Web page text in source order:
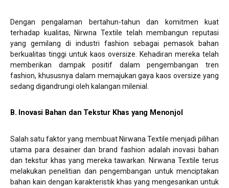
Dengan pengalaman bertahun-tahun dan komitmen kuat
terhadap kualitas, Nirwna Textile telah membangun reputasi
yang gemilang di industri fashion sebagai pemasok bahan
berkualitas tinggi untuk kaos oversize. Kehadiran mereka telah
memberikan dampak positif dalam pengembangan tren
fashion, khususnya dalam memajukan gaya kaos oversize yang
sedang digandrungi oleh kalangan milenial.
B. Inovasi Bahan dan Tekstur Khas yang Menonjol
Salah satu faktor yang membuat Nirwana Textile menjadi pilihan
utama para desainer dan brand fashion adalah inovasi bahan
dan tekstur khas yang mereka tawarkan. Nirwana Textile terus
melakukan penelitian dan pengembangan untuk menciptakan
bahan kain dengan karakteristik khas yang mengesankan untuk